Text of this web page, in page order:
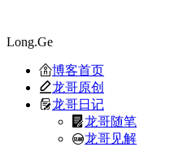
Long.Ge
博客首页
龙哥原创
龙哥日记
龙哥随笔
龙哥见解